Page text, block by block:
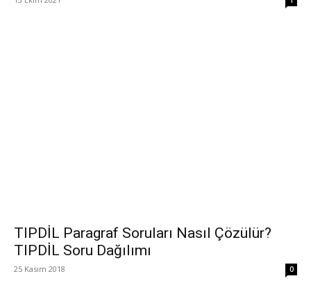
TIPDİL Paragraf Soruları Nasıl Çözülür?
TIPDİL Soru Dağılımı
25 Kasım 2018 0